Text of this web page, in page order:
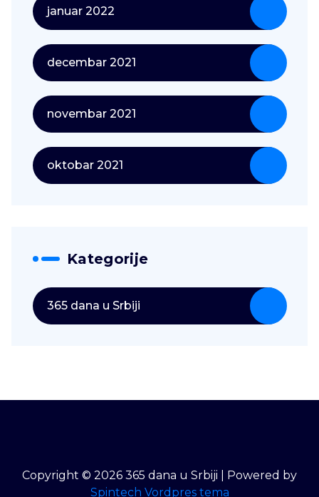
januar 2022
decembar 2021
novembar 2021
oktobar 2021
Kategorije
365 dana u Srbiji
Copyright © 2026 365 dana u Srbiji | Powered by
Spintech Vordpres tema